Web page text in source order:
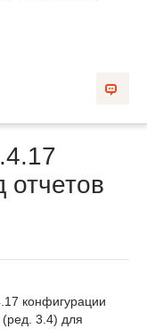
отчетов
конфигурации
3.4) для